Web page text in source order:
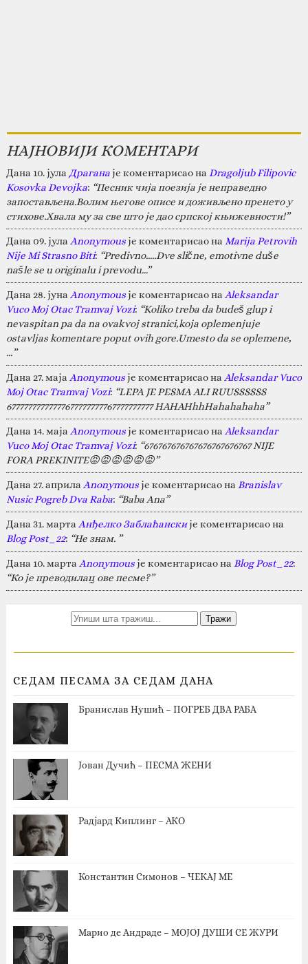
НАЈНОВИЈИ КОМЕНТАРИ
Дана 10. јула Драганаје коментарисао на Dragoljub Filipovic
Kosovka Devojka: “Песник чија поезија је неправедно
запостављена.Волим његове описе и доживљено пренето у
стихове.Хвала му за све што је дао српској књижевности!”
Дана 09. јула Anonymousје коментарисао на Marija Petrovih
Nije Mi Strasno Biti: “Predivno.....Dve slične, emotivne duše
našle se u originalu i prevodu...”
Дана 28. јуна Anonymousје коментарисао на Aleksandar
Vuco Moj Otac Tramvaj Vozi: “Koliko treba da budeš glup i
nevaspitan pa da na ovakvoj stranici,koja oplemenjuje
ostavljas komentare poput ovih gore.Umesto da se oplemene,
…”
Дана 27. маја Anonymousје коментарисао на Aleksandar Vuco
Moj Otac Tramvaj Vozi: “LEPA JE PESMA ALI RUUSSSSSS
67777777777777677777777767777777777 HAHAHhhHahahahaha”
Дана 14. маја Anonymousје коментарисао на Aleksandar
Vuco Moj Otac Tramvaj Vozi: “676767676767676767676767 NIJE
FORA PREKINITE😡😡😡😡😡😡”
Дана 27. априла Anonymousје коментарисао на Branislav
Nusic Pogreb Dva Raba: “Baba Ana”
Дана 31. марта Анђелко Заблаћанскије коментарисао на
Blog Post_22: “Не знам. ”
Дана 10. марта Anonymousје коментарисао на Blog Post_22:
“Ко је преводилац ове песме?”
СЕДАМ ПЕСАМА ЗА СЕДАМ ДАНА
Бранислав Нушић – ПОГРЕБ ДВА РАБА
Јован Дучић – ПЕСМА ЖЕНИ
Радјард Киплинг – АКО
Константин Симонов – ЧЕКАЈ МЕ
Марио де Андраде – МОЈОЈ ДУШИ СЕ ЖУРИ